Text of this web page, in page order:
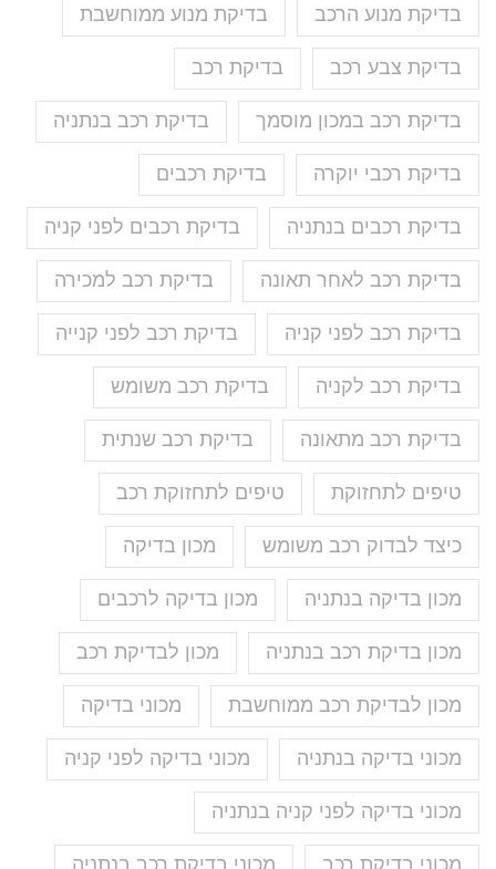
בדיקת מנוע הרכב בדיקת מנוע ממוחשבת
בדיקת צבע רכב בדיקת רכב
בדיקת רכב במכון מוסמך בדיקת רכב בנתניה
בדיקת רכבי יוקרה בדיקת רכבים
בדיקת רכבים בנתניה בדיקת רכבים לפני קניה
בדיקת רכב לאחר תאונה בדיקת רכב למכירה
בדיקת רכב לפני קניה בדיקת רכב לפני קנייה
בדיקת רכב לקניה בדיקת רכב משומש
בדיקת רכב מתאונה בדיקת רכב שנתית
טיפים לתחזוקת טיפים לתחזוקת רכב
כיצד לבדוק רכב משומש מכון בדיקה
מכון בדיקה בנתניה מכון בדיקה לרכבים
מכון בדיקת רכב בנתניה מכון לבדיקת רכב
מכון לבדיקת רכב ממוחשבת מכוני בדיקה
מכוני בדיקה בנתניה מכוני בדיקה לפני קניה
מכוני בדיקה לפני קניה בנתניה